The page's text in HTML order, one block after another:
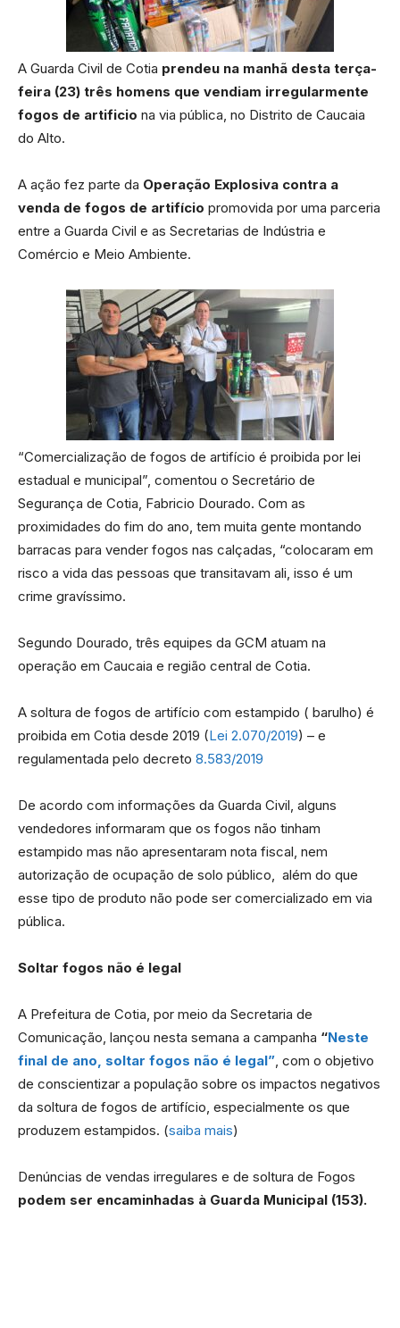
A Guarda Civil de Cotia prendeu na manhã desta terça-
feira (23) três homens que vendiam irregularmente
fogos de artificio na via pública, no Distrito de Caucaia
do Alto.
A ação fez parte da Operação Explosiva contra a
venda de fogos de artifício promovida por uma parceria
entre a Guarda Civil e as Secretarias de Indústria e
Comércio e Meio Ambiente.
“Comercialização de fogos de artifício é proibida por lei
estadual e municipal”, comentou o Secretário de
Segurança de Cotia, Fabricio Dourado. Com as
proximidades do fim do ano, tem muita gente montando
barracas para vender fogos nas calçadas, “colocaram em
risco a vida das pessoas que transitavam ali, isso é um
crime gravíssimo.
Segundo Dourado, três equipes da GCM atuam na
operação em Caucaia e região central de Cotia.
A soltura de fogos de artifício com estampido ( barulho) é
proibida em Cotia desde 2019 (Lei 2.070/2019) – e
regulamentada pelo decreto 8.583/2019
De acordo com informações da Guarda Civil, alguns
vendedores informaram que os fogos não tinham
estampido mas não apresentaram nota fiscal, nem
autorização de ocupação de solo público, além do que
esse tipo de produto não pode ser comercializado em via
pública.
Soltar fogos não é legal
A Prefeitura de Cotia, por meio da Secretaria de
Comunicação, lançou nesta semana a campanha “Neste
final de ano, soltar fogos não é legal”, com o objetivo
de conscientizar a população sobre os impactos negativos
da soltura de fogos de artifício, especialmente os que
produzem estampidos. (saiba mais)
Denúncias de vendas irregulares e de soltura de Fogos
podem ser encaminhadas à Guarda Municipal (153).